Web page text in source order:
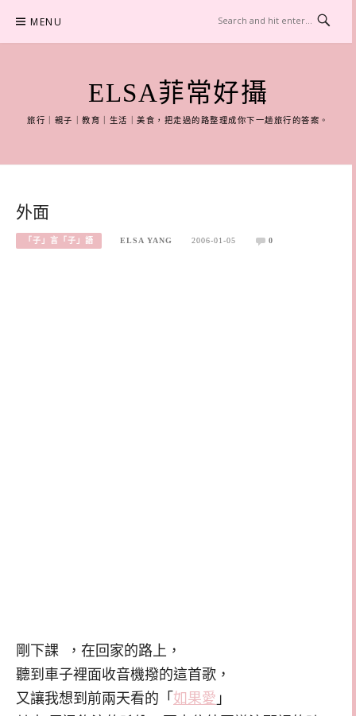
content
MENU
ELSA菲常好攝
旅行｜親子｜教育｜生活｜美食，把走過的路整理成你下一趟旅行的答案。
外面
「子」言「子」語 ELSA YANG 2006-01-05 0
剛下課 ，在回家的路上，
聽到車子裡面收音機撥的這首歌，
又讓我想到前兩天看的「 如果愛 」